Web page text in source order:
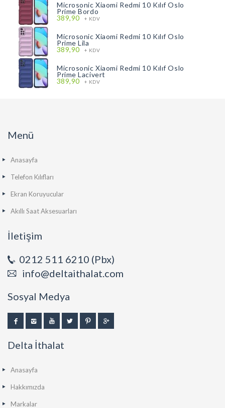
Microsonic Xiaomi Redmi 10 Kılıf Oslo
Prime Bordo
389,90 + KDV
Microsonic Xiaomi Redmi 10 Kılıf Oslo
Prime Lila
389,90 + KDV
Microsonic Xiaomi Redmi 10 Kılıf Oslo
Prime Lacivert
389,90 + KDV
Menü
Anasayfa
Telefon Kılıfları
Ekran Koruyucular
Akıllı Saat Aksesuarları
İletişim
0212 511 6210 (Pbx)
info@deltaithalat.com
Sosyal Medya
Delta İthalat
Anasayfa
Hakkımızda
Markalar